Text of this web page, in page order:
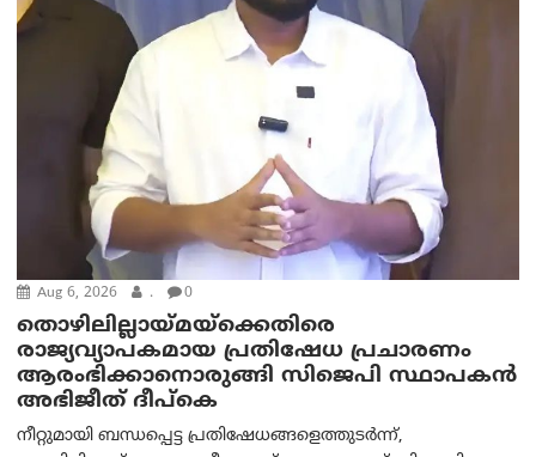
Aug 6, 2026 . 0
തൊഴിലില്ലായ്മയ്ക്കെതിരെ
രാജ്യവ്യാപകമായ പ്രതിഷേധ പ്രചാരണം
ആരംഭിക്കാനൊരുങ്ങി സിജെപി സ്ഥാപകന്‍
അഭിജീത് ദീപ്കെ
നീറ്റുമായി ബന്ധപ്പെട്ട പ്രതിഷേധങ്ങളെത്തുടർന്ന്,